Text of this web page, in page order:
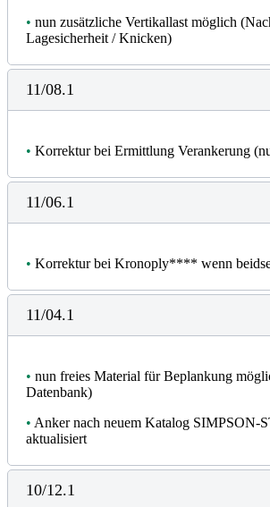
• nun zusätzliche Vertikallast möglich
Lagesicherheit / Knicken)
11/08.1
• Korrektur bei Ermittlung Verankerung
11/06.1
• Korrektur bei Kronoply**** wenn
11/04.1
• nun freies Material für Beplankung
Datenbank)
• Anker nach neuem Katalog SIMPSON-
aktualisiert
10/12.1